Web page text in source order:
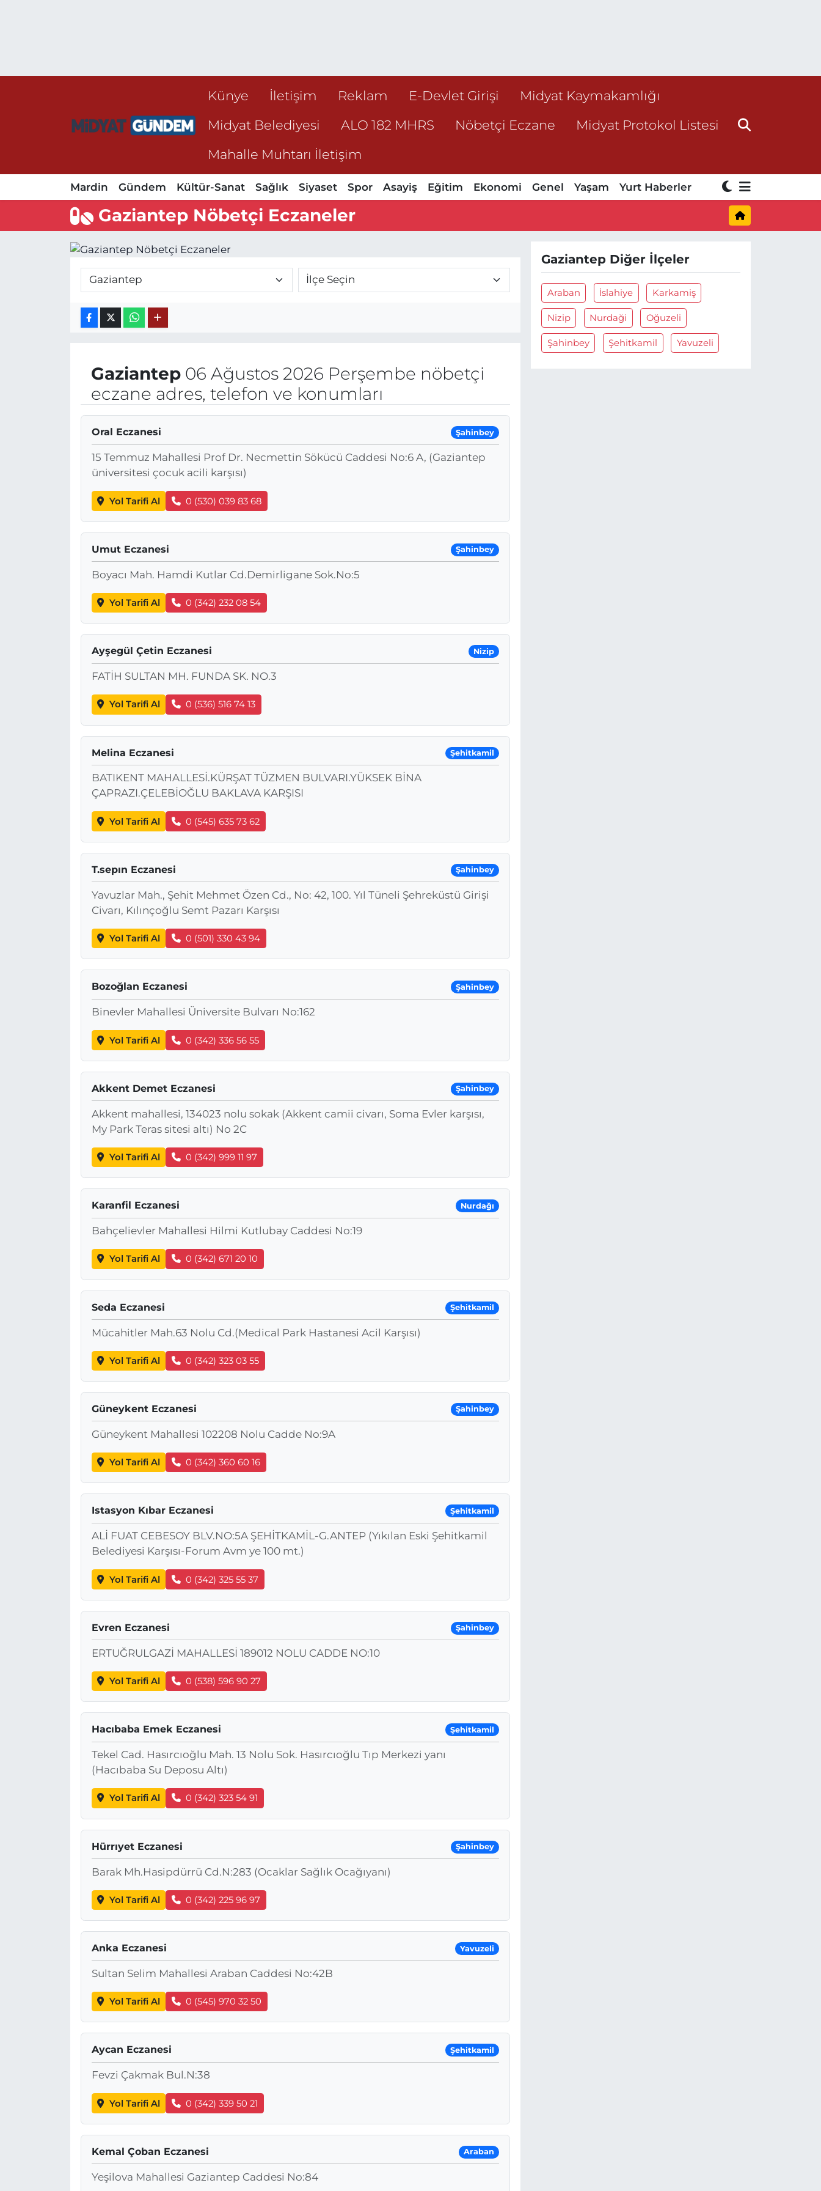
Künye İletişim Reklam E-Devlet Girişi
Midyat Kaymakamlığı
Midyat Belediyesi
ALO 182 MHRS Nöbetçi Eczane
Midyat Protokol Listesi
Mahalle Muhtarı İletişim
Mardin Gündem Kültür-Sanat Sağlık Siyaset Spor Asayiş Eğitim Ekonomi Genel Yaşam Yurt Haberler
Gaziantep Nöbetçi Eczaneler
Gaziantep06 Ağustos 2026 Perşembe nöbetçi
eczane adres, telefon ve konumları
Oral Eczanesi Şahinbey
15 Temmuz Mahallesi Prof Dr. Necmettin Sökücü Caddesi No:6 A, (Gaziantep
üniversitesi çocuk acili karşısı)
Yol Tarifi Al 0 (530) 039 83 68
Umut Eczanesi Şahinbey
Boyacı Mah. Hamdi Kutlar Cd.Demirligane Sok.No:5
Yol Tarifi Al 0 (342) 232 08 54
Ayşegül Çetin Eczanesi Nizip
FATİH SULTAN MH. FUNDA SK. NO.3
Yol Tarifi Al 0 (536) 516 74 13
Melina Eczanesi Şehitkamil
BATIKENT MAHALLESİ.KÜRŞAT TÜZMEN BULVARI.YÜKSEK BİNA
ÇAPRAZI.ÇELEBİOĞLU BAKLAVA KARŞISI
Yol Tarifi Al 0 (545) 635 73 62
T.sepın Eczanesi Şahinbey
Yavuzlar Mah., Şehit Mehmet Özen Cd., No: 42, 100. Yıl Tüneli Şehreküstü Girişi
Civarı, Kılınçoğlu Semt Pazarı Karşısı
Yol Tarifi Al 0 (501) 330 43 94
Bozoğlan Eczanesi Şahinbey
Binevler Mahallesi Üniversite Bulvarı No:162
Yol Tarifi Al 0 (342) 336 56 55
Akkent Demet Eczanesi Şahinbey
Akkent mahallesi, 134023 nolu sokak (Akkent camii civarı, Soma Evler karşısı,
My Park Teras sitesi altı) No 2C
Yol Tarifi Al 0 (342) 999 11 97
Karanfil Eczanesi Nurdağı
Bahçelievler Mahallesi Hilmi Kutlubay Caddesi No:19
Yol Tarifi Al 0 (342) 671 20 10
Seda Eczanesi Şehitkamil
Mücahitler Mah.63 Nolu Cd.(Medical Park Hastanesi Acil Karşısı)
Yol Tarifi Al 0 (342) 323 03 55
Güneykent Eczanesi Şahinbey
Güneykent Mahallesi 102208 Nolu Cadde No:9A
Yol Tarifi Al 0 (342) 360 60 16
Istasyon Kıbar Eczanesi Şehitkamil
ALİ FUAT CEBESOY BLV.NO:5A ŞEHİTKAMİL-G.ANTEP (Yıkılan Eski Şehitkamil
Belediyesi Karşısı-Forum Avm ye 100 mt.)
Yol Tarifi Al 0 (342) 325 55 37
Evren Eczanesi Şahinbey
ERTUĞRULGAZİ MAHALLESİ 189012 NOLU CADDE NO:10
Yol Tarifi Al 0 (538) 596 90 27
Hacıbaba Emek Eczanesi Şehitkamil
Tekel Cad. Hasırcıoğlu Mah. 13 Nolu Sok. Hasırcıoğlu Tıp Merkezi yanı
(Hacıbaba Su Deposu Altı)
Yol Tarifi Al 0 (342) 323 54 91
Hürrıyet Eczanesi Şahinbey
Barak Mh.Hasipdürrü Cd.N:283 (Ocaklar Sağlık Ocağıyanı)
Yol Tarifi Al 0 (342) 225 96 97
Anka Eczanesi Yavuzeli
Sultan Selim Mahallesi Araban Caddesi No:42B
Yol Tarifi Al 0 (545) 970 32 50
Aycan Eczanesi Şehitkamil
Fevzi Çakmak Bul.N:38
Yol Tarifi Al 0 (342) 339 50 21
Kemal Çoban Eczanesi Araban
Yeşilova Mahallesi Gaziantep Caddesi No:84
Gaziantep Diğer İlçeler
Araban İslahiye Karkamiş
Nizip Nurdaği Oğuzeli
Şahinbey Şehitkamil Yavuzeli